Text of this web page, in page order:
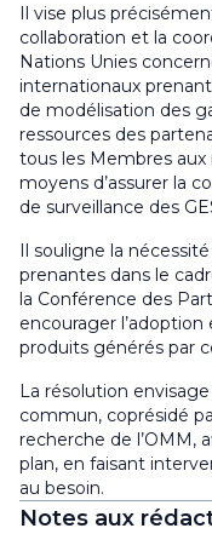
Il vise plus
collaboration et la
Nations Unies
internationaux
de modélisation des
ressources des
tous les Membres aux
moyens d’assurer la
de surveillance des
Il souligne la
prenantes dans le
la Conférence des
encourager
produits générés par
La résolution
commun, coprésidé
recherche de l’OMM,
plan, en faisant
au besoin.
Notes aux